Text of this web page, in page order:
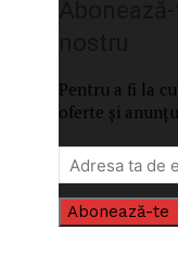
Pentru a fi la
oferte și
Abonează-te